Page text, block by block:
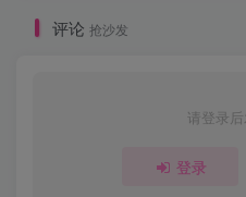
评论 抢沙发
请登录
登录